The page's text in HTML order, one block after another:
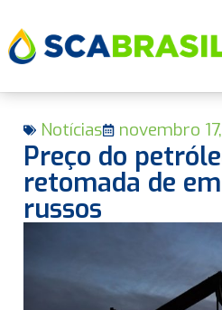
Notícias novembro
Preço do
retomada de
russos